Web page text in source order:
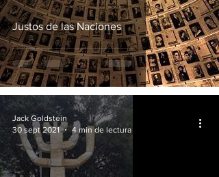
Justos de las Naciones
Jack Goldstein
30 sept 2021
4 min de lectura